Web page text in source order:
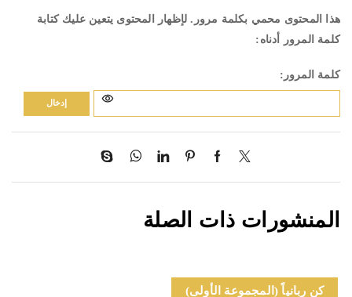
هذا المحتوى محمي بكلمة مرور. لإظهار المحتوى يتعين عليك كتابة
كلمة المرور أدناه:
كلمة المرور:
المنشورات ذات الصلة
كن ربانياً (المجموعة الأولى)